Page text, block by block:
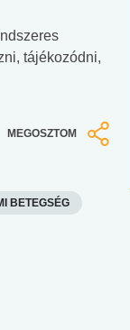
tájékozódni,
MEGOSZTOM
BETEGSÉG